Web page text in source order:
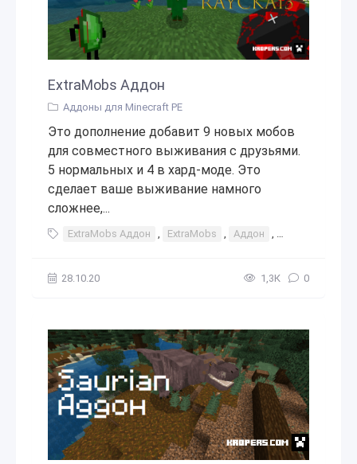
ExtraMobs Аддон
Аддоны для Minecraft PE
Это дополнение добавит 9 новых мобов
для совместного выживания с друзьями.
5 нормальных и 4 в хард-моде. Это
сделает ваше выживание намного
сложнее,...
ExtraMobs Аддон , ExtraMobs , Аддон , аддоны
28.10.20 1,3К 0